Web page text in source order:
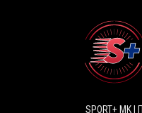
SPORT+ MK